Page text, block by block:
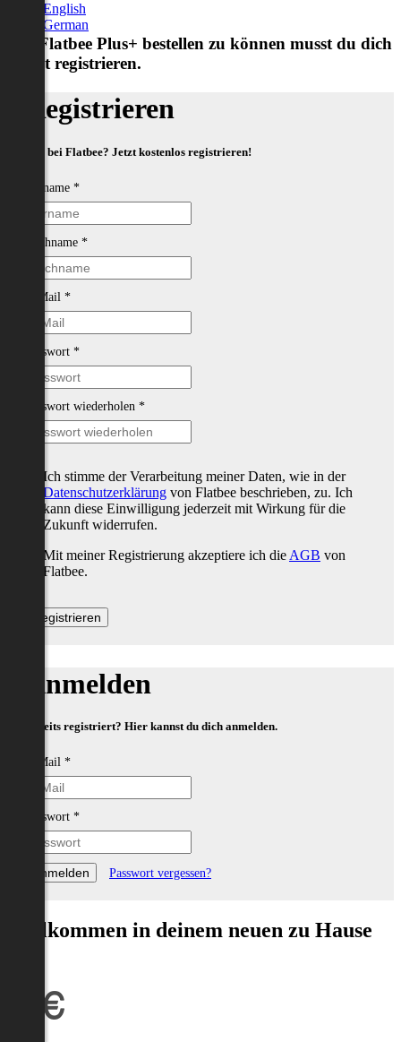
English
German
Um Flatbee Plus+ bestellen zu können musst du dich
zuerst registrieren.
Registrieren
Neu bei Flatbee? Jetzt kostenlos registrieren!
Vorname *
Nachname *
E-Mail *
Passwort *
Passwort wiederholen *
Ich stimme der Verarbeitung meiner Daten, wie in der
Datenschutzerklärung von Flatbee beschrieben, zu. Ich
kann diese Einwilligung jederzeit mit Wirkung für die
Zukunft widerrufen.
Mit meiner Registrierung akzeptiere ich die AGB von
Flatbee.
Anmelden
Bereits registriert? Hier kannst du dich anmelden.
E-Mail *
Passwort *
Passwort vergessen?
Willkommen in deinem neuen zu Hause